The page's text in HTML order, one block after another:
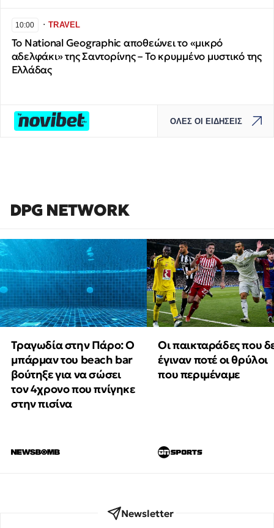
10:00 ∙TRAVEL
Το National Geographic αποθεώνει το «μικρό
αδελφάκι» της Σαντορίνης – Το κρυμμένο μυστικό της
Ελλάδας
ΟΛΕΣ ΟΙ ΕΙΔΗΣΕΙΣ
DPG NETWORK
Τραγωδία στην Πάρο: Ο
μπάρμαν του beach bar
βούτηξε για να σώσει
τον 4χρονο που πνίγηκε
στην πισίνα
Οι παικταράδες που
έγιναν ποτέ οι θρύλοι
που περιμέναμε
Newsletter